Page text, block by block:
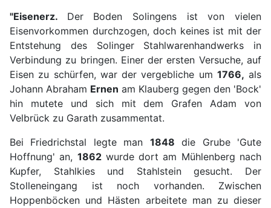
"Eisenerz. Der Boden Solingens ist von vielen
Eisenvorkommen durchzogen, doch keines ist mit der
Entstehung des Solinger Stahlwarenhandwerks in
Verbindung zu bringen. Einer der ersten Versuche, auf
Eisen zu schürfen, war der vergebliche um 1766, als
Johann Abraham Ernen am Klauberg gegen den 'Bock'
hin mutete und sich mit dem Grafen Adam von
Velbrück zu Garath zusammentat.
Bei Friedrichstal legte man 1848 die Grube 'Gute
Hoffnung' an, 1862wurde dort am Mühlenberg nach
Kupfer, Stahlkies und Stahlstein gesucht. Der
Stolleneingang ist noch vorhanden. Zwischen
Hoppenböcken und Hästen arbeitete man zu dieser